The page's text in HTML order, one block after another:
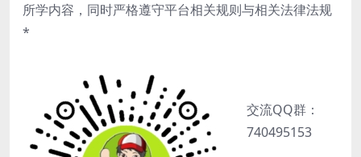
所学内容，同时严格遵守平台相关规则与相关法律法规
*
交流QQ群：
740495153